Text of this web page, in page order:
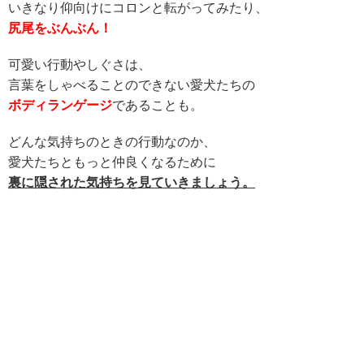
いきなり仰向けにコロンと転がってみたり、
尻尾をぶんぶん！
可愛い行動やしぐさは、
言葉をしゃべることのできない愛犬たちの
ボディランゲージであることも。
どんな気持ちのときの行動なのか、
愛犬たちともっと仲良くなるために
裏に隠された気持ちを見ていきましょう。